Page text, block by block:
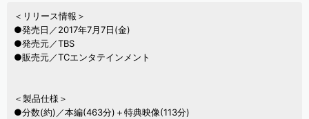
＜リリース情報＞
●発売日／2017年7月7日(金)
●発売元／TBS
●販売元／TCエンタテインメント
＜製品仕様＞
●分数(約)／本編(463分)＋特典映像(113分)